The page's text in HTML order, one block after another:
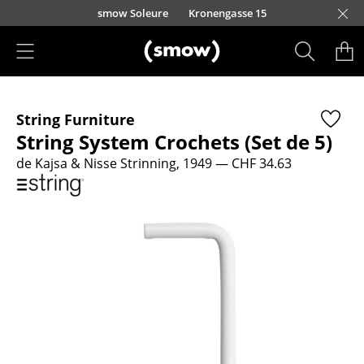
Accéder directement au contenu
smow Soleure Kronengasse 15
Sièges
Chaises de cuisine & salle à manger
Canapés
String Furniture
String System Crochets (Set de 5)
de Kajsa & Nisse Strinning, 1949— CHF 34.63